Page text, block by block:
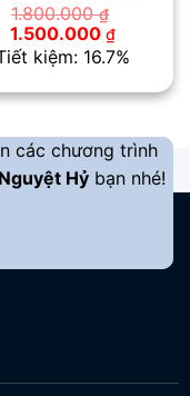
1.800.000₫
Giá
gốc
là:
1.500.000 ₫Giá
hiện
tại
kiệm: 16.7%
các chương trình
Hỷ bạn nhé!